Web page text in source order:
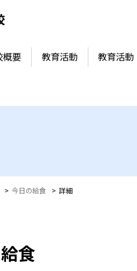
概要 教育活動 教育活動
> 今日の給食 > 詳細
食